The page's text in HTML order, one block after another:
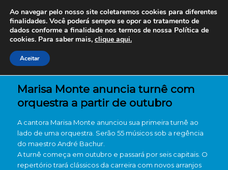
Marisa Monte anuncia turnê com
orquestra a partir de outubro
A cantora Marisa Monte anunciou sua primeira turnê ao
lado de uma orquestra. Serão 55 músicos sob a regência
do maestro André Bachur.
A turnê começa em outubro e passará por seis capitais. O
repertório trará clássicos da carreira com novos arranjos
Ao navegar pelo nosso site coletaremos cookies para diferentes
finalidades. Você poderá sempre se opor ao tratamento de
dados conforme a finalidade nos termos de nossa Política de
cookies. Para saber mais, clique aqui.
Aceitar